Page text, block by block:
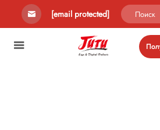
[email protected]